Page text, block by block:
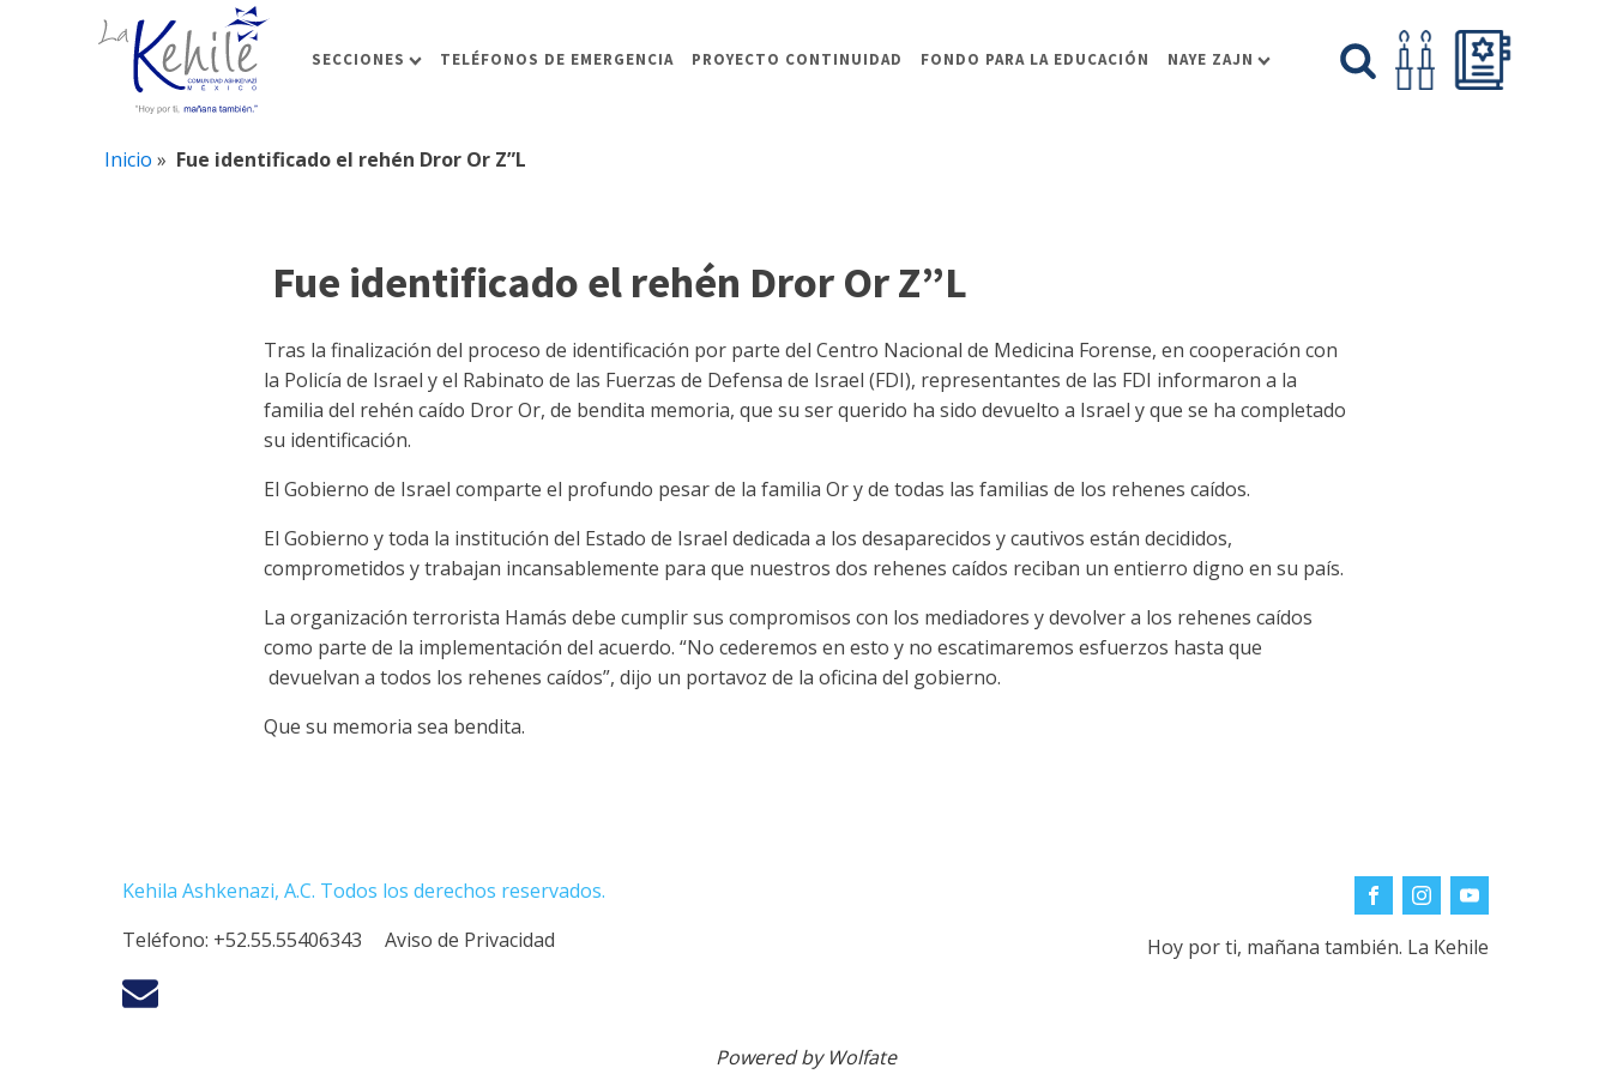
SECCIONES TELÉFONOS DE EMERGENCIA PROYECTO CONTINUIDAD FONDO PARA LA EDUCACIÓN NAYE ZAJN
Inicio » Fue identificado el rehén Dror Or Z”L
Fue identificado el rehén Dror Or Z”L
Tras la finalización del proceso de identificación por parte del Centro Nacional de Medicina Forense, en cooperación con
la Policía de Israel y el Rabinato de las Fuerzas de Defensa de Israel (FDI), representantes de las FDI informaron a la
familia del rehén caído Dror Or, de bendita memoria, que su ser querido ha sido devuelto a Israel y que se ha completado
su identificación.
El Gobierno de Israel comparte el profundo pesar de la familia Or y de todas las familias de los rehenes caídos.
El Gobierno y toda la institución del Estado de Israel dedicada a los desaparecidos y cautivos están decididos,
comprometidos y trabajan incansablemente para que nuestros dos rehenes caídos reciban un entierro digno en su país.
La organización terrorista Hamás debe cumplir sus compromisos con los mediadores y devolver a los rehenes caídos
como parte de la implementación del acuerdo. “No cederemos en esto y no escatimaremos esfuerzos hasta que
devuelvan a todos los rehenes caídos”, dijo un portavoz de la oficina del gobierno.
Que su memoria sea bendita.
Kehila Ashkenazi, A.C. Todos los derechos reservados.
Teléfono: +52.55.55406343 Aviso de Privacidad Hoy por ti, mañana también. La Kehile
Powered by Wolfate